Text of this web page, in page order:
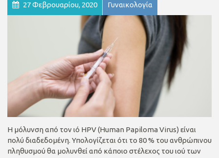
27 Φεβρουαρίου, 2020 Γυναικολογία
Η μόλυνση από τον ιό HPV (Human Papiloma Virus) είναι
πολύ διαδεδομένη. Υπολογίζεται ότι το 80 % του ανθρώπινου
πληθυσμού θα μολυνθεί από κάποιο στέλεχος του ιού των